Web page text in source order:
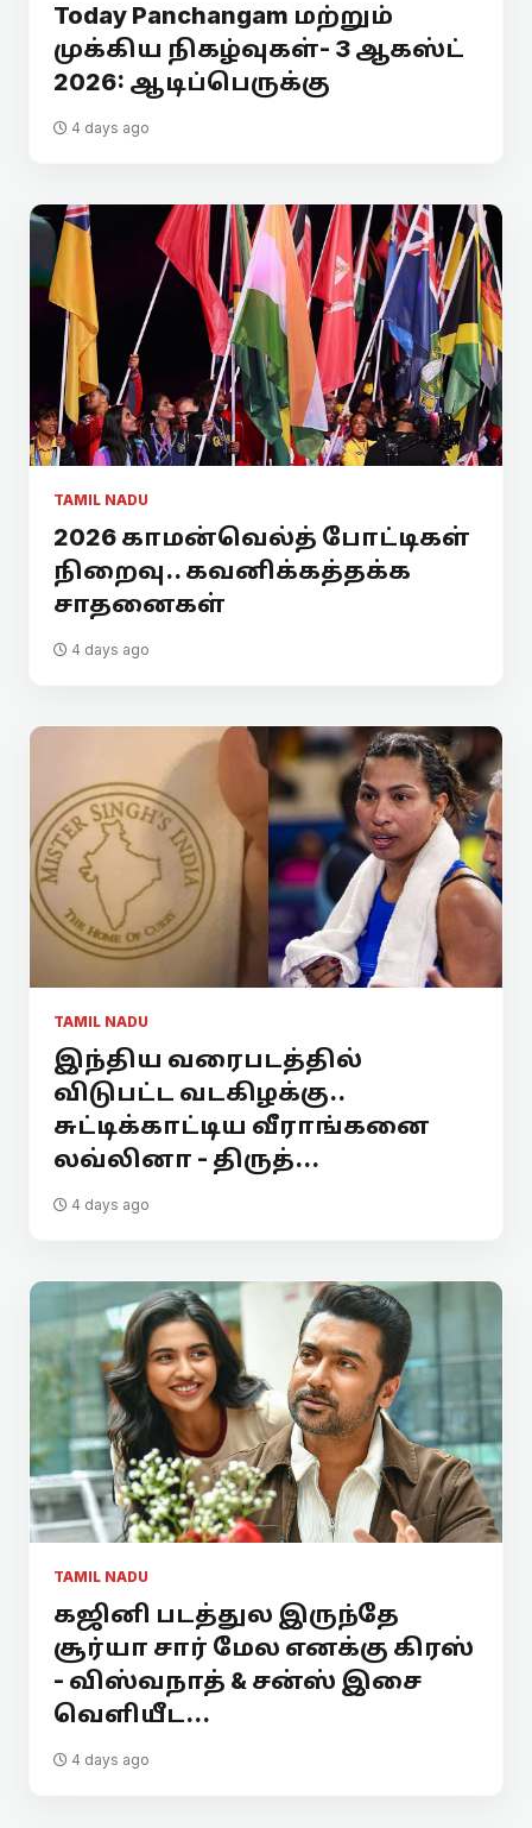
Today Panchangam மற்றும்
முக்கிய நிகழ்வுகள்- 3 ஆகஸ்ட்
2026: ஆடிப்பெருக்கு
4 days ago
TAMIL NADU
2026 காமன்வெல்த் போட்டிகள்
நிறைவு.. கவனிக்கத்தக்க
சாதனைகள்
4 days ago
TAMIL NADU
இந்திய வரைபடத்தில்
விடுபட்ட வடகிழக்கு..
சுட்டிக்காட்டிய வீராங்கனை
லவ்லினா - திருத்...
4 days ago
TAMIL NADU
கஜினி படத்துல இருந்தே
சூர்யா சார் மேல எனக்கு கிரஸ்
- விஸ்வநாத் & சன்ஸ் இசை
வெளியீட...
4 days ago